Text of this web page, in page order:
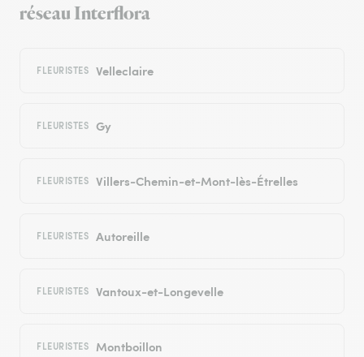
réseau Interflora
FLEURISTES Velleclaire
FLEURISTES Gy
FLEURISTES Villers-Chemin-et-Mont-lès-Étrelles
FLEURISTES Autoreille
FLEURISTES Vantoux-et-Longevelle
FLEURISTES Montboillon